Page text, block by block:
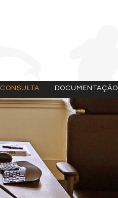
CONSULTA DOCUMENTAÇÃO